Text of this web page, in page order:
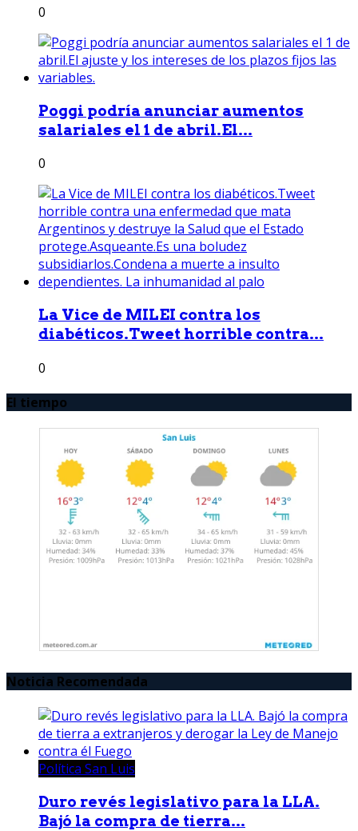
0
Poggi podría anunciar aumentos
salariales el 1 de abril.El...
0
La Vice de MILEI contra los
diabéticos.Tweet horrible contra...
0
El tiempo
Noticia Recomendada
Política San Luis
Duro revés legislativo para la LLA.
Bajó la compra de tierra...